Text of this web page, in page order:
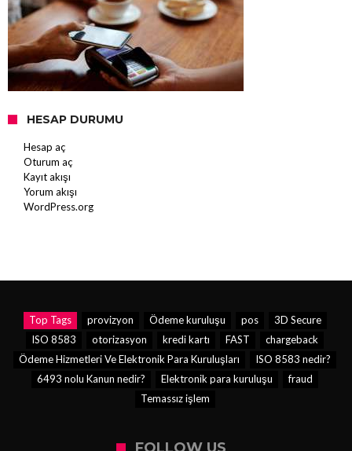
HESAP DURUMU
Hesap aç
Oturum aç
Kayıt akışı
Yorum akışı
WordPress.org
Top Tags provizyon Ödeme kuruluşu pos
3D Secure
ISO 8583
otorizasyon kredi kartı FAST
chargeback
Ödeme Hizmetleri Ve Elektronik Para Kuruluşları
ISO 8583 nedir?
6493 nolu Kanun nedir?
Elektronik para kuruluşu
fraud
Temassız işlem